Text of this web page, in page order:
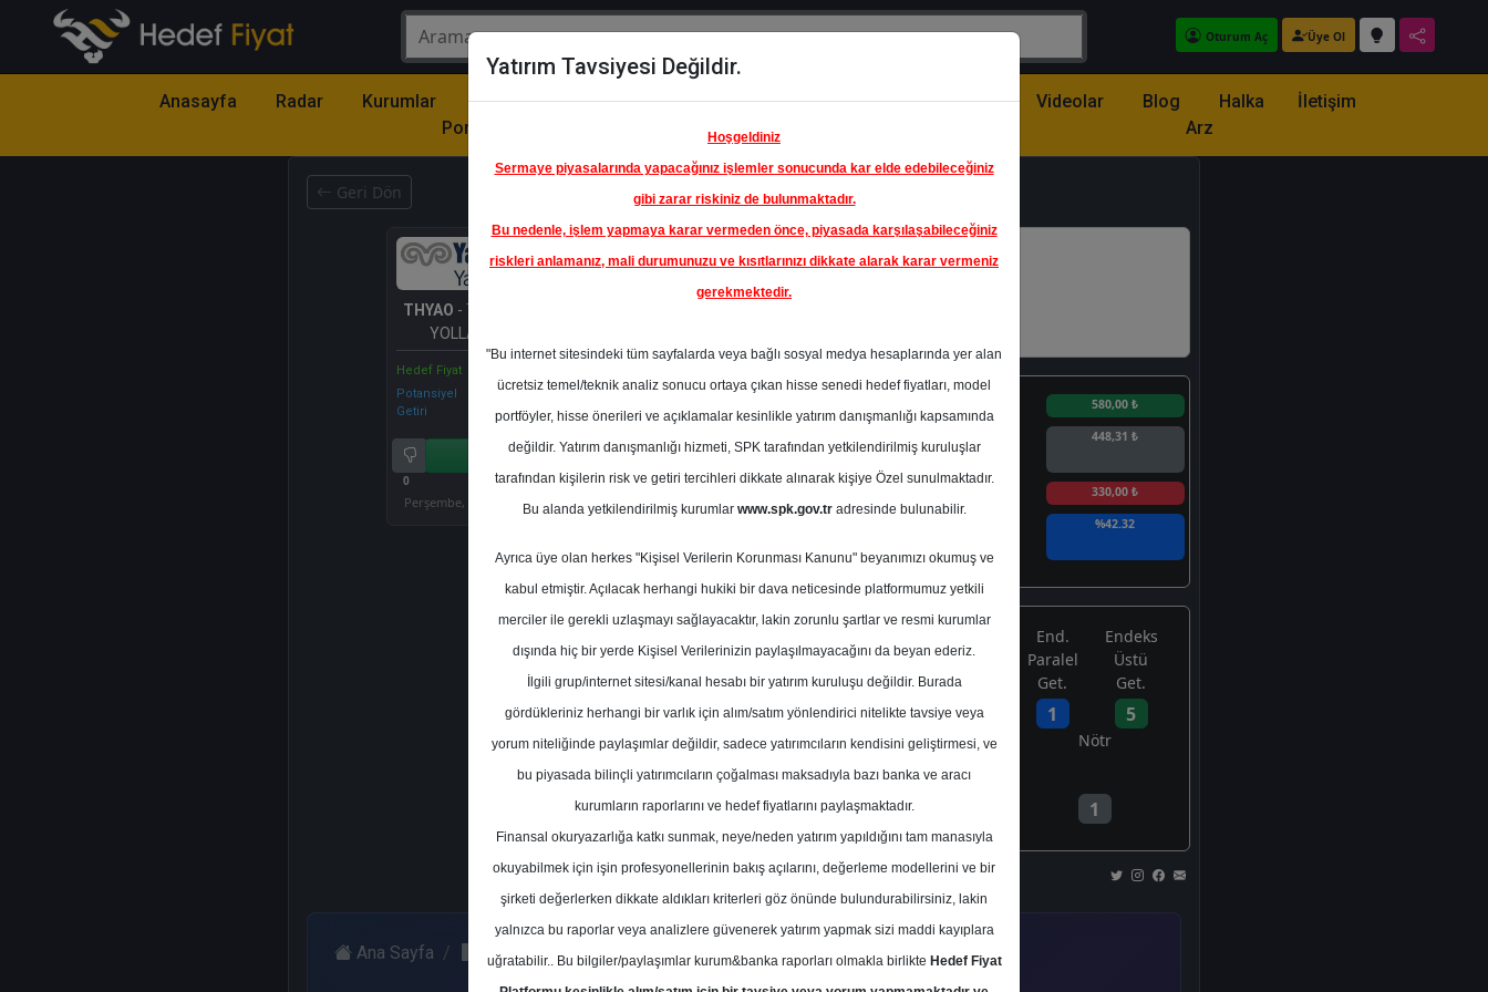
Oturum Aç Üye Ol
Anasayfa Radar Kurumlar
Model
Portföy
Hisse
Öne
Çıkanlar
Raporlar Partnerlerimiz Videolar Blog
Halka
Arz
İletişim
Geri Dön
THYAO - TÜRK HAVA
YOLLARI A.O.
Hedef Fiyat
Potansiyel
Getiri
%58.73
0 0
Perşembe, 30 Nisan 2026
En Yüksek Tahmin 580,00 ₺
Ortalama Fiyat
Tahmini
448,31 ₺
330,00 ₺
Potansiyeli
%42.32
Kurum Sayısı
20
10 1
End.
Paralel
Get.
1
Endeks
Üstü
Get.
5
Tavsiye Yok Nötr
1
Perşembe, 30 Nisan 2026
Ana Sayfa Yapı Kredi Yatırım THYAO Hedef Fiyat
Yatırım Tavsiyesi Değildir.
Hoşgeldiniz
Sermaye piyasalarında yapacağınız işlemler sonucunda kar elde edebileceğiniz
gibi zarar riskiniz de bulunmaktadır.
Bu nedenle, işlem yapmaya karar vermeden önce, piyasada karşılaşabileceğiniz
riskleri anlamanız, mali durumunuzu ve kısıtlarınızı dikkate alarak karar vermeniz
gerekmektedir.
"Bu internet sitesindeki tüm sayfalarda veya bağlı sosyal medya hesaplarında yer alan
ücretsiz temel/teknik analiz sonucu ortaya çıkan hisse senedi hedef fiyatları, model
portföyler, hisse önerileri ve açıklamalar kesinlikle yatırım danışmanlığı kapsamında
değildir. Yatırım danışmanlığı hizmeti, SPK tarafından yetkilendirilmiş kuruluşlar
tarafından kişilerin risk ve getiri tercihleri dikkate alınarak kişiye Özel sunulmaktadır.
Bu alanda yetkilendirilmiş kurumlar www.spk.gov.tradresinde bulunabilir.
Ayrıca üye olan herkes "Kişisel Verilerin Korunması Kanunu" beyanımızı okumuş ve
kabul etmiştir. Açılacak herhangi hukiki bir dava neticesinde platformumuz yetkili
merciler ile gerekli uzlaşmayı sağlayacaktır, lakin zorunlu şartlar ve resmi kurumlar
dışında hiç bir yerde Kişisel Verilerinizin paylaşılmayacağını da beyan ederiz.
İlgili grup/internet sitesi/kanal hesabı bir yatırım kuruluşu değildir. Burada
gördükleriniz herhangi bir varlık için alım/satım yönlendirici nitelikte tavsiye veya
yorum niteliğinde paylaşımlar değildir, sadece yatırımcıların kendisini geliştirmesi, ve
bu piyasada bilinçli yatırımcıların çoğalması maksadıyla bazı banka ve aracı
kurumların raporlarını ve hedef fiyatlarını paylaşmaktadır.
Finansal okuryazarlığa katkı sunmak, neye/neden yatırım yapıldığını tam manasıyla
okuyabilmek için işin profesyonellerinin bakış açılarını, değerleme modellerini ve bir
şirketi değerlerken dikkate aldıkları kriterleri göz önünde bulundurabilirsiniz, lakin
yalnızca bu raporlar veya analizlere güvenerek yatırım yapmak sizi maddi kayıplara
uğratabilir.. Bu bilgiler/paylaşımlar kurum&banka raporları olmakla birlikte Hedef Fiyat